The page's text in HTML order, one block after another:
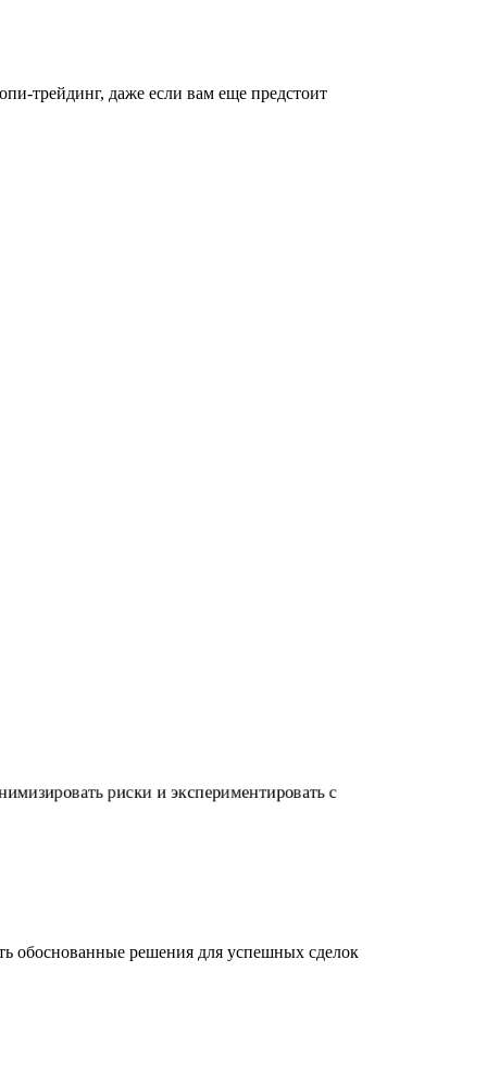
трейдинг, даже если вам еще предстоит
риски и экспериментировать с
обоснованные решения для успешных сделок